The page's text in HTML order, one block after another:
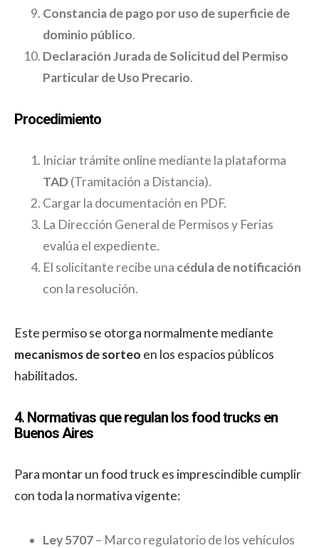
Constancia de pago por uso de superficie de
dominio público.
Declaración Jurada de Solicitud del Permiso
Particular de Uso Precario.
Procedimiento
Iniciar trámite online mediante la plataforma
TAD(Tramitación a Distancia).
Cargar la documentación en PDF.
La Dirección General de Permisos y Ferias
evalúa el expediente.
El solicitante recibe una cédula de notificación
con la resolución.
Este permiso se otorga normalmente mediante
mecanismos de sorteo en los espacios públicos
habilitados.
4. Normativas que regulan los food trucks en
Buenos Aires
Para montar un food truck es imprescindible cumplir
con toda la normativa vigente:
Ley 5707– Marco regulatorio de los vehículos